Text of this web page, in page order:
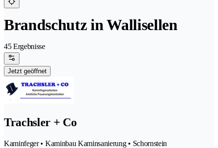
Brandschutz in Wallisellen
45 Ergebnisse
Jetzt geöffnet
Trachsler + Co
Kaminfeger • Kaminbau Kaminsanierung • Schornstein